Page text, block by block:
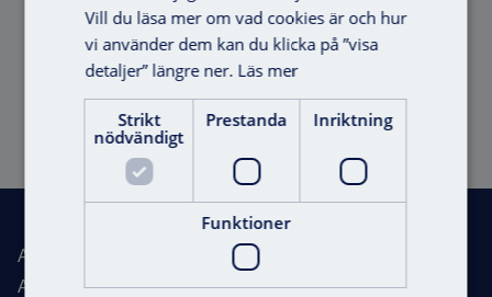
Täckplåt VAKA
Axema – Total Access
Axema utvecklar passersystem för flerbostadshus, kontor,
Vill du läsa mer om vad cookies är och hur
vi använder dem kan du klicka på ”visa
detaljer” längre ner. Läs mer
Strikt
nödvändigt
Prestanda Inriktning
Funktioner